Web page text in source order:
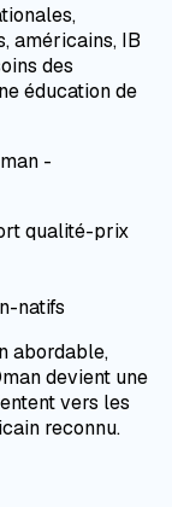
américains, IB
des
éducation de
-
qualité-prix
natifs
abordable,
devient une
vers les
reconnu.